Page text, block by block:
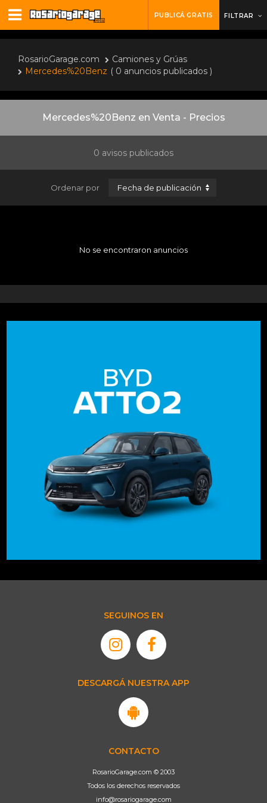
FILTRAR
PUBLICÁ GRATIS
RosarioGarage.com
Camiones y Grúas
Mercedes%20Benz ( 0 anuncios publicados )
Mercedes%20Benz en Venta - Precios
0 avisos publicados
Ordenar por
No se encontraron anuncios
SEGUINOS EN
DESCARGÁ NUESTRA APP
CONTACTO
RosarioGarage.com © 2003
Todos los derechos reservados
info@rosariogarage.com